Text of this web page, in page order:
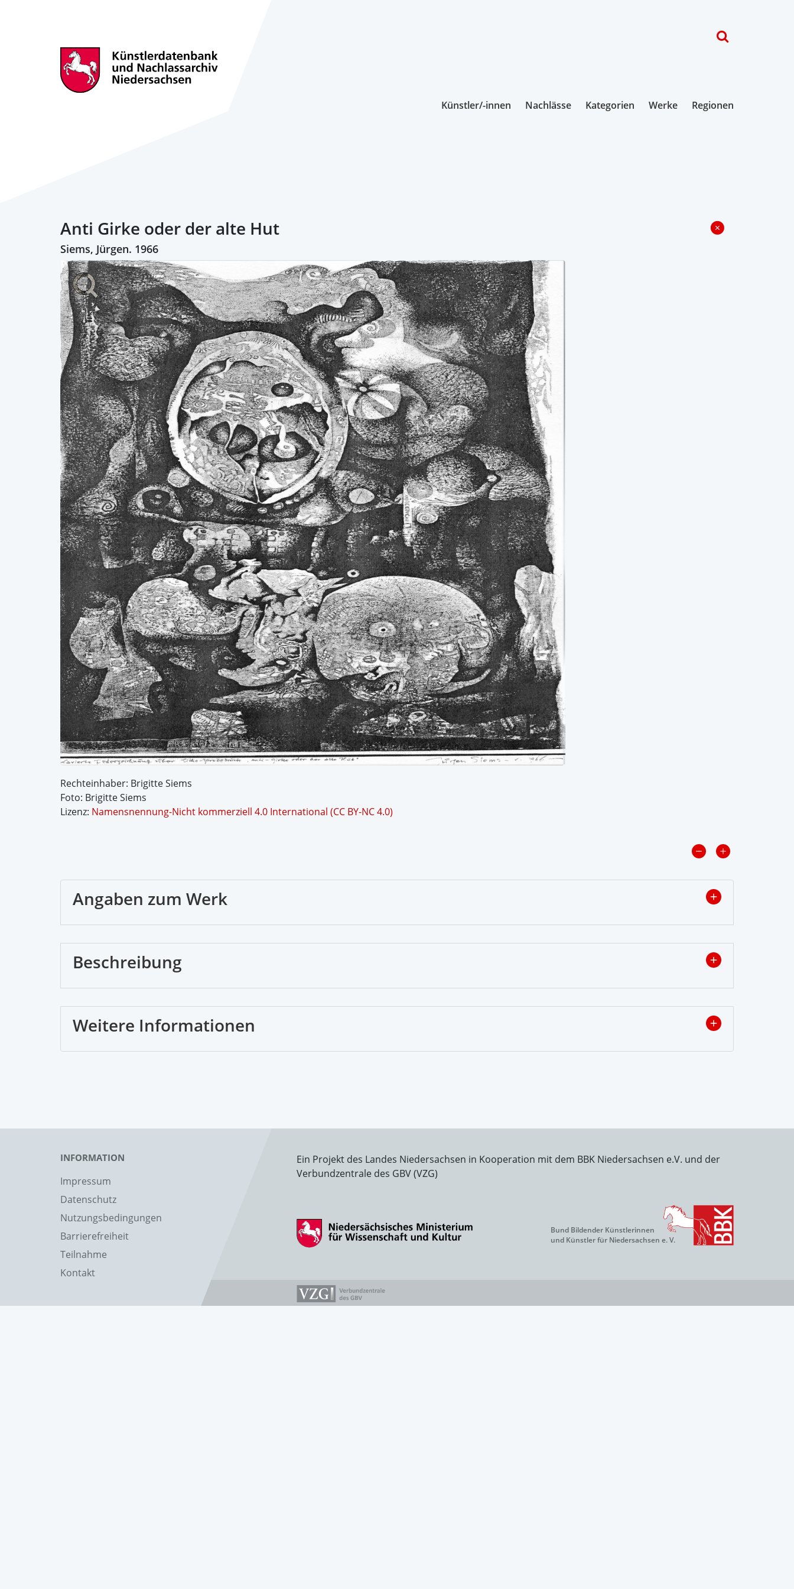
Künstler/-innen Nachlässe Kategorien Werke Regionen
Anti Girke oder der alte Hut
Siems, Jürgen. 1966
Rechteinhaber: Brigitte Siems
Foto: Brigitte Siems
Lizenz: Namensnennung-Nicht kommerziell 4.0 International (CC BY-NC 4.0)
Angaben zum Werk
Beschreibung
Weitere Informationen
INFORMATION
Impressum
Datenschutz
Nutzungsbedingungen
Barrierefreiheit
Teilnahme
Kontakt
Ein Projekt des Landes Niedersachsen in Kooperation mit dem BBK Niedersachsen e.V. und der
Verbundzentrale des GBV (VZG)
Bund Bildender Künstlerinnen
und Künstler für Niedersachsen e. V.